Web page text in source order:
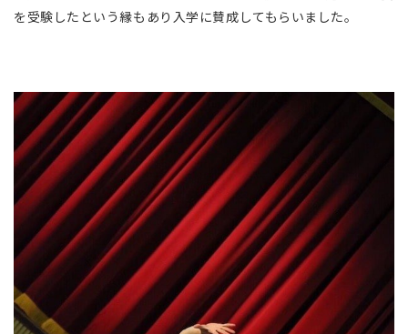
を受験したという縁もあり入学に賛成してもらいました。